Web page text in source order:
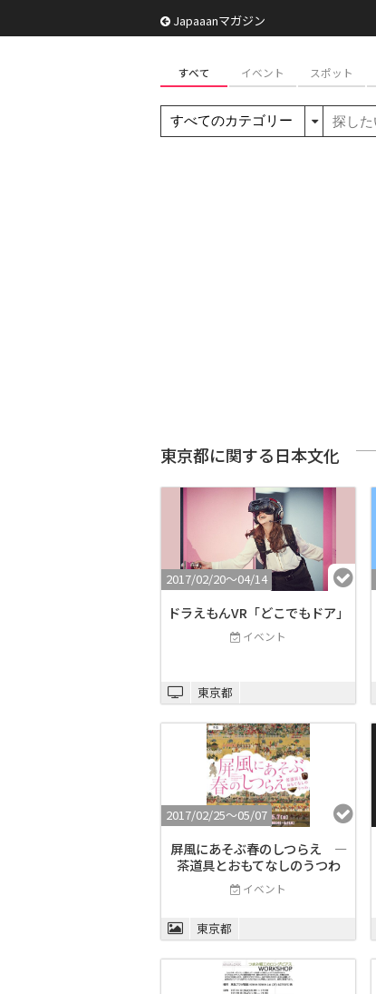
Japaaanマガジン
すべて イベント スポット
東京都に関する日本文化
2017/02/20〜04/14
ドラえもんVR「どこでもドア」
イベント
東京都
2017/02/25〜05/07
屏風にあそぶ春のしつらえ ―
茶道具とおもてなしのうつわ
イベント
東京都